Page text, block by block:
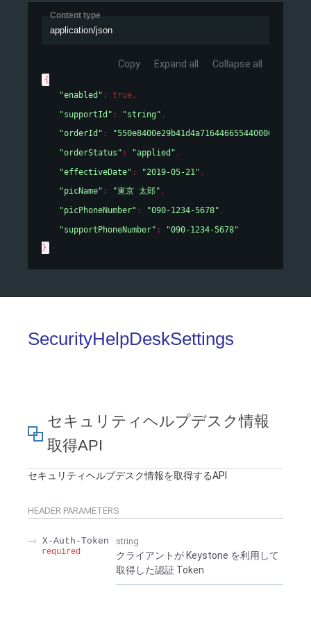
Content type
application/json
Copy Expand all Collapse all
{
"enabled" : true,
"supportId" : "string" ,
"orderId" : "550e8400e29b41d4a716446655440000"
"orderStatus" : "applied" ,
"effectiveDate" : "2019-05-21" ,
"picName" : "東京 太郎" ,
"picPhoneNumber" : "090-1234-5678" ,
"supportPhoneNumber" :
"090-1234-5678"
}
SecurityHelpDeskSettings
セキュリティヘルプデスク情報
取得API
セキュリティヘルプデスク情報を取得するAPI
HEADER PARAMETERS
X-Auth-Token
required
string
クライアントが Keystone を利用して
取得した認証 Token